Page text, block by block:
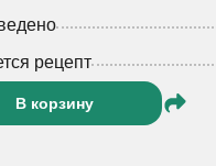
рецепт
В корзину